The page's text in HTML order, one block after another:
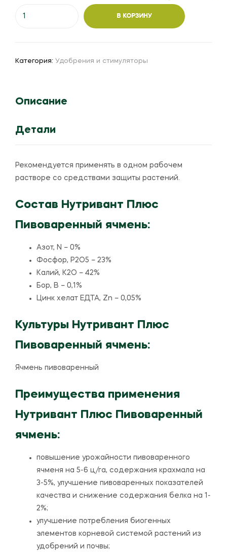
пивоваренный
23-
МЭ
В КОРЗИНУ
Категория: Удобрения и стимуляторы
Описание
Детали
Рекомендуется применять в одном рабочем
растворе со средствами защиты растений.
Состав Нутривант Плюс
Пивоваренный ячмень:
Азот, N – 0%
Фосфор, P2O5 – 23%
Калий, K2O – 42%
Бор, В – 0,1%
Цинк хелат ЕДТА, Zn – 0,05%
Культуры Нутривант Плюс
Пивоваренный ячмень:
Ячмень пивоваренный
Преимущества применения
Нутривант Плюс Пивоваренный
ячмень:
повышение урожайности пивоваренного
ячменя на 5-6 ц/га, содержания крахмала на
3-5%, улучшение пивоваренных показателей
качества и снижение содержания белка на 1-
2%;
улучшение потребления биогенных
элементов корневой системой растений из
удобрений и почвы;